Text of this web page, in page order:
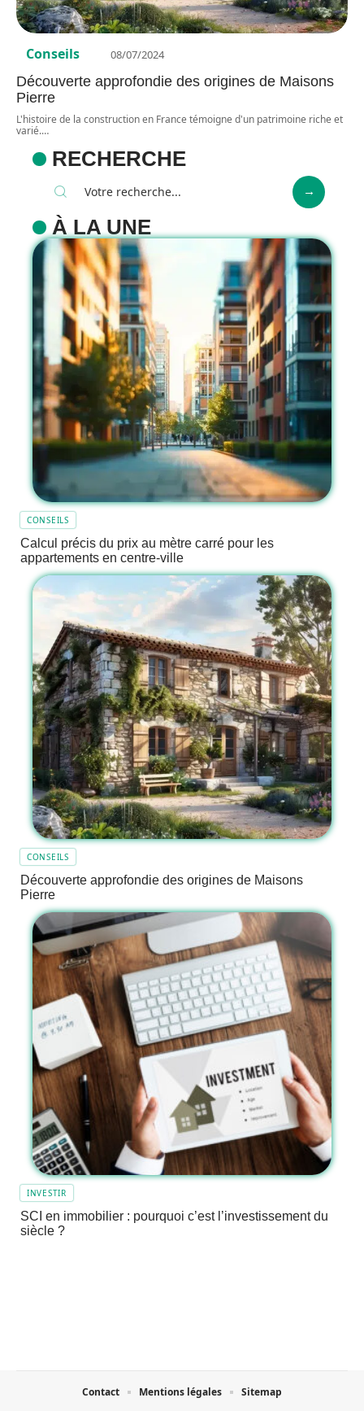
Conseils 08/07/2024
Découverte approfondie des origines de Maisons
Pierre
L'histoire de la construction en France témoigne d'un patrimoine riche et
varié.…
RECHERCHE
À LA UNE
CONSEILS
Calcul précis du prix au mètre carré pour les
appartements en centre-ville
CONSEILS
Découverte approfondie des origines de Maisons
Pierre
INVESTIR
SCI en immobilier : pourquoi c’est l’investissement du
siècle ?
Contact Mentions légales Sitemap